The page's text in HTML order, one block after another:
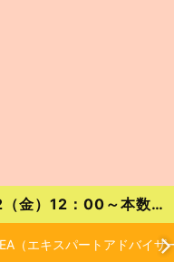
大特価キャンペーンが始まります！
EA（エキスパートアドバイザ